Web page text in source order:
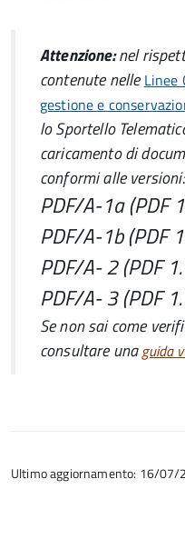
Attenzione:nel
contenute nelle Linee
gestione e
lo Sportello
caricamento di
conformi alle versioni:
PDF/A-1a (PDF
PDF/A-1b (PDF
PDF/A- 2 (PDF
PDF/A- 3 (PDF
Se non sai come
consultare unaguida
Ultimo aggiornamento: 16/07/